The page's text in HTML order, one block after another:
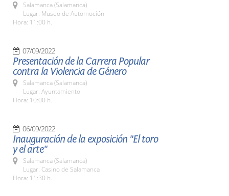
Salamanca (Salamanca)
Lugar: Museo de Automoción
Hora: 11:00 h.
07/09/2022
Presentación de la Carrera Popular
contra la Violencia de Género
Salamanca (Salamanca)
Lugar: Ayuntamiento
Hora: 10:00 h.
06/09/2022
Inauguración de la exposición "El toro
y el arte"
Salamanca (Salamanca)
Lugar: Casino de Salamanca
Hora: 11:30 h.